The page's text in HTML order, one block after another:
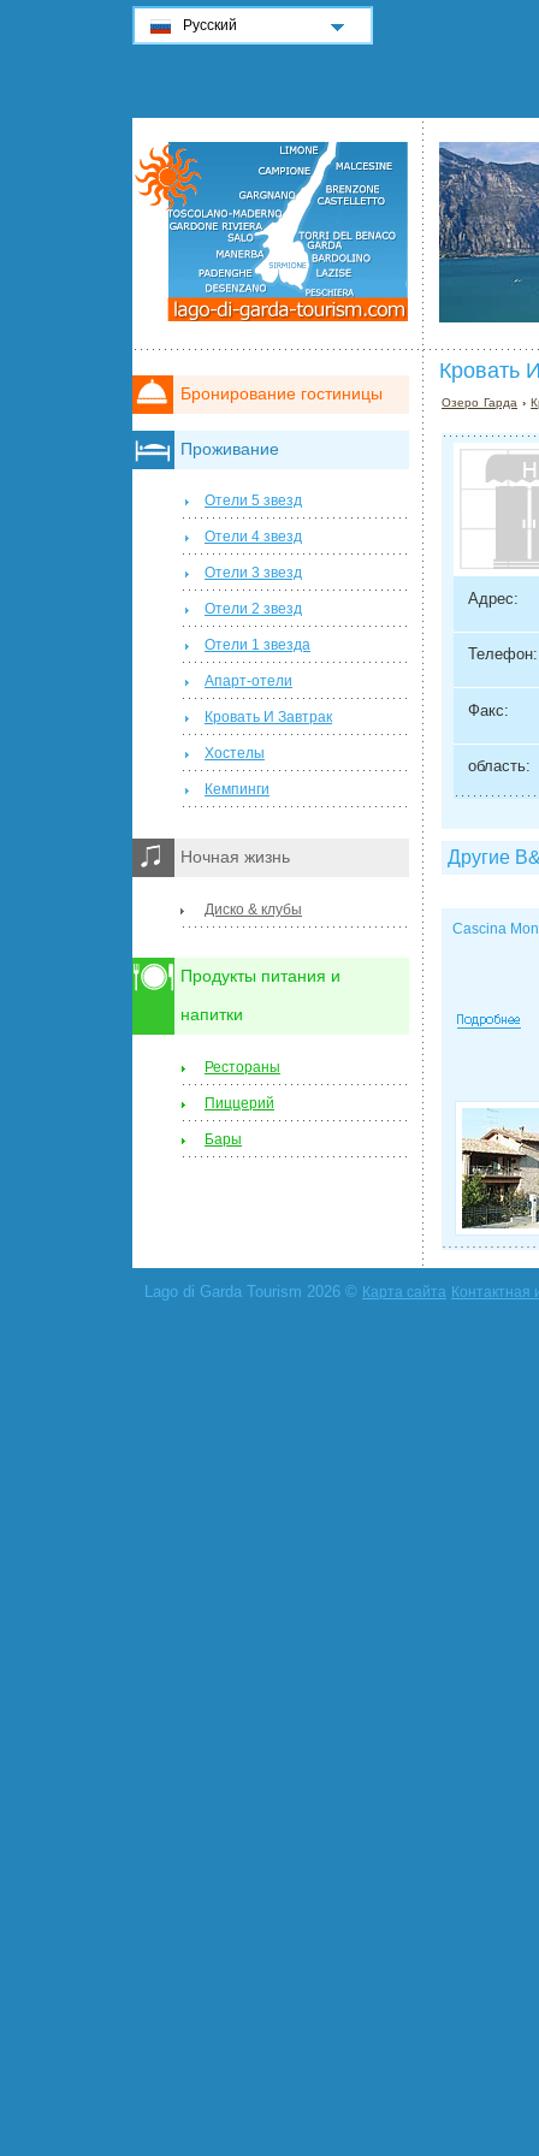
Кровать
Озеро Гарда ›
Адрес:
Телефон:
Факс:
область:
Другие
Cascina
Бронирование гостиницы
Проживание
Отели 5 звезд
Отели 4 звезд
Отели 3 звезд
Отели 2 звезд
Отели 1 звезда
Апарт-отели
Кровать И Завтрак
Хостелы
Кемпинги
Ночная жизнь
Диско & клубы
Продукты питания и
напитки
Рестораны
Пиццерий
Бары
Lago di Garda Tourism 2026 © Карта сайта
Русский